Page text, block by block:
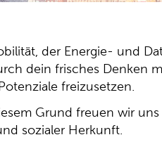
der Energie- und
dein frisches Denken
freizusetzen.
Grund freuen wir
sozialer Herkunft.